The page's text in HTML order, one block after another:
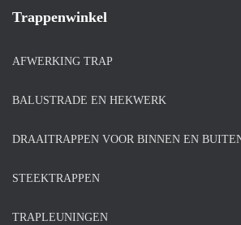
Trappenwinkel
AFWERKING TRAP
BALUSTRADE EN HEKWERK
DRAAITRAPPEN VOOR BINNEN EN
STEEKTRAPPEN
TRAPLEUNINGEN